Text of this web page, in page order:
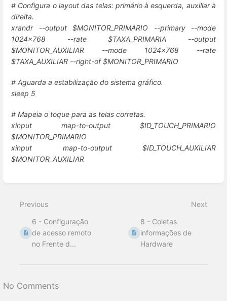
# Configura o layout das telas: primário à esquerda, auxiliar à
direita.
xrandr --output $MONITOR_PRIMARIO --primary --mode
1024x768 --rate $TAXA_PRIMARIA --output
$MONITOR_AUXILIAR --mode 1024x768 --rate
$TAXA_AUXILIAR --right-of $MONITOR_PRIMARIO
# Aguarda a estabilização do sistema gráfico.
sleep 5
# Mapeia o toque para as telas corretas.
xinput map-to-output $ID_TOUCH_PRIMARIO
$MONITOR_PRIMARIO
xinput map-to-output $ID_TOUCH_AUXILIAR
$MONITOR_AUXILIAR
mode
Previous
6 - Configuração
de acesso remoto
no Frente d...
Next
8 - Coletas
informações de
Hardware
No Comments